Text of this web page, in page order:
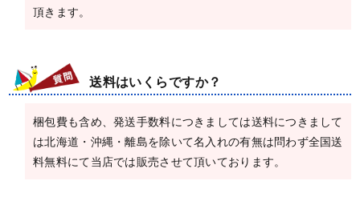
頂きます。
送料はいくらですか？
梱包費も含め、発送手数料につきましては送料につきまして
は北海道・沖縄・離島を除いて名入れの有無は問わず全国送
料無料にて当店では販売させて頂いております。